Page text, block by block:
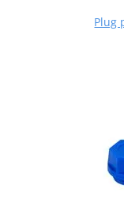
Plug